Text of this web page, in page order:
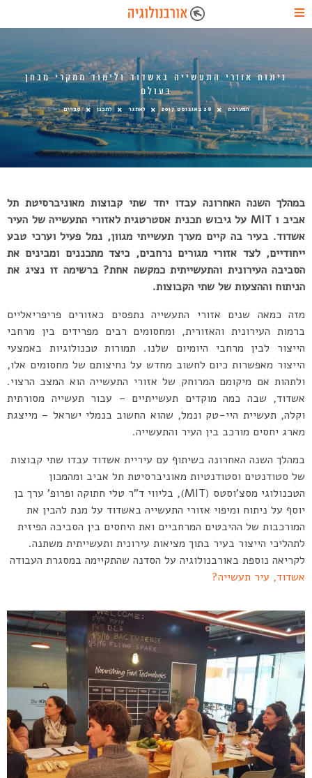
ניתוח אזורי התעשייה באשדוד ולימוד ממקרי מבחן
בעולם
המערכת 28 באוגוסט 2017 לאתגר לתכנן ספרים
במהלך השנה האחרונה עבדו יחד שתי קבוצות מאוניברסיטת תל
אביב ו MIT על גיבוש תכנית אסטרטגית לאזורי התעשייה של העיר
אשדוד. בעיר בה קיים מערך תעשייתי מגוון, נמל פעיל וערכי טבע
ייחודיים, לצד אזורי מגורים נרחבים, כיצד מתכננים ומבינים את
הסביבה העירונית והתעשייתית כמקשה אחת? ברשימה זו נציג את
הניתוח וההצעות של שתי הקבוצות.
מזה כמאה שנים אזורי התעשייה נתפסים כאזורים פריפריאליים
ברמות העירונית והאזורית, ומחסומים רבים מפרידים בין מרחבי
הייצור לבין מרחבי היומיום שלנו. תמורות טכנולוגיות באמצעי
הייצור מאפשרות כיום לחשוב מחדש על נחיצותם של מחסומים אלו,
ולתהות אם מיקומם המרוחק של אזורי התעשייה הוא המצב הרצוי.
אשדוד, שבה כמה מוקדים תעשייתיים – עבור תעשייה מסורתית
וקלה, תעשיית היי-טק ונמל, שהוא החשוב בנמלי ישראל – מייצגת
מארג יחסים מורכב בין העיר והתעשייה.
במהלך השנה האחרונה בשיתוף עם עיריית אשדוד עבדו שתי קבוצות
של סטודנטים וסטודנטיות מאוניברסיטת תל אביב ומהמכון
הטכנולוגי מסצ’וסטס (MIT), בליווי ד”ר טלי חתוקה ופרופ’ ערך בן
יוסף על ניתוח ומיפוי אזורי התעשייה באשדוד על מנת להבין את
המורכבות של ההיבטים המרחביים ואת היחסים בין הסביבה הפיזית
לתהליכי הייצור בעיר בתוך מציאות עירונית ותעשייתית משתנה.
לקריאה נוספת באורבנולוגיה על הסדנה שהתקיימה במסגרת העבודה
אשדוד, עיר תעשייה?